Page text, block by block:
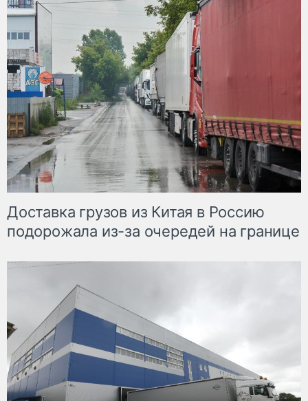
Доставка грузов из Китая в Россию
подорожала из-за очередей на границе